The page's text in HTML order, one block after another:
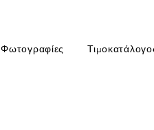
Φωτογραφίες